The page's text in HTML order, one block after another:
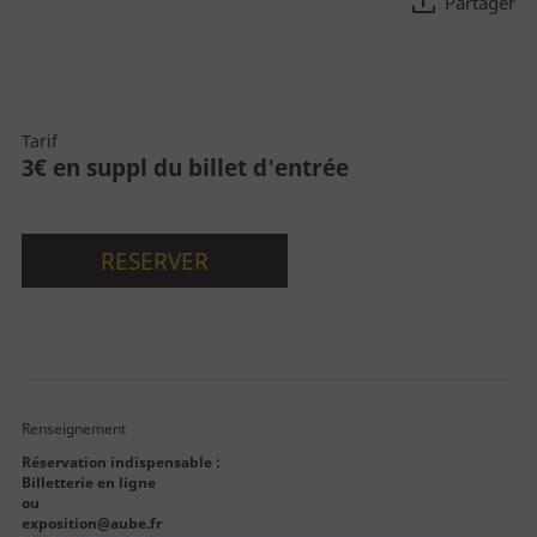
Le bâtiment
Approfondir
Tarif
3€ en suppl du billet d'entrée
RESERVER
Renseignement
Réservation indispensable :
Billetterie en ligne
ou
exposition@aube.fr